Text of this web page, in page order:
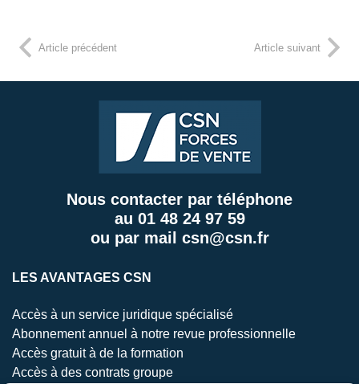
Article précédent Article suivant
Nous contacter par téléphone
au 01 48 24 97 59
ou par mail csn@csn.fr
LES AVANTAGES CSN
Accès à un service juridique spécialisé
Abonnement annuel à notre revue professionnelle
Accès gratuit à de la formation
Accès à des contrats groupe